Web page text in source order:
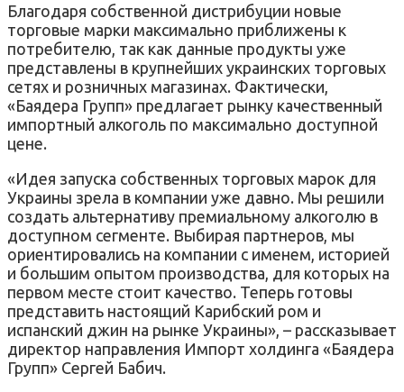
Благодаря собственной дистрибуции новые
торговые марки максимально приближены к
потребителю, так как данные продукты уже
представлены в крупнейших украинских торговых
сетях и розничных магазинах. Фактически,
«Баядера Групп» предлагает рынку качественный
импортный алкоголь по максимально доступной
цене.
«Идея запуска собственных торговых марок для
Украины зрела в компании уже давно. Мы решили
создать альтернативу премиальному алкоголю в
доступном сегменте. Выбирая партнеров, мы
ориентировались на компании с именем, историей
и большим опытом производства, для которых на
первом месте стоит качество. Теперь готовы
представить настоящий Карибский ром и
испанский джин на рынке Украины», – рассказывает
директор направления Импорт холдинга «Баядера
Групп» Сергей Бабич.